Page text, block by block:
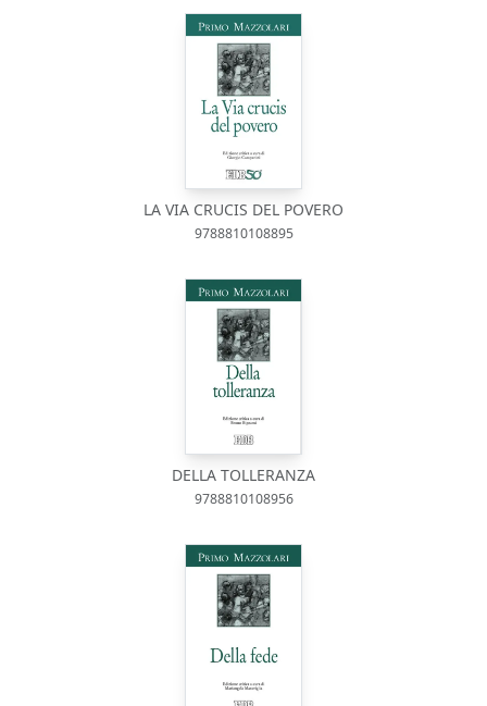
LA VIA CRUCIS DEL POVERO
9788810108895
DELLA TOLLERANZA
9788810108956